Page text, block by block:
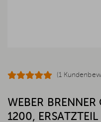
(1
WEBER
1200,